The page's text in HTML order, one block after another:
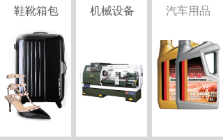
机械设备
鞋靴箱包 汽车用品